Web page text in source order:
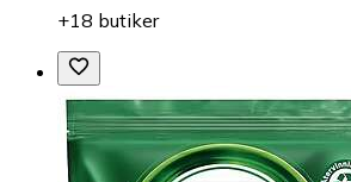
+18 butiker